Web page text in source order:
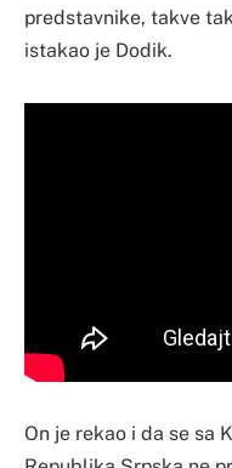
predstavnike, takve
istakao je Dodik.
On je rekao i da se sa